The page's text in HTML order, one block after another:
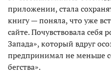
приложении, стала
книгу — поняла, что уже
сайте. Почувствовала
Запада», который вдруг
предпринимал не меньше
бегства».